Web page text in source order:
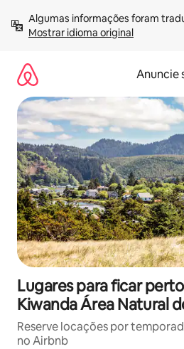
para
Mostrar idioma original
Anuncie
Lugares para ficar
Kiwanda Área Natural
Reserve locações por
no Airbnb